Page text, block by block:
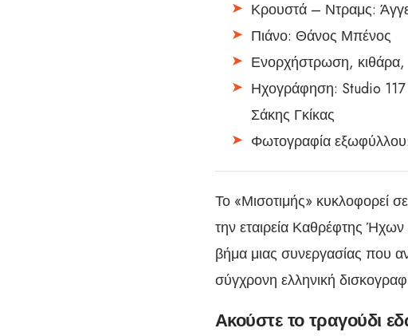
Κρουστά – Ντραμς:
Πιάνο: Θάνος Μπένος
Ενορχήστρωση,
Ηχογράφηση: Studio
Σάκης Γκίκας
Φωτογραφία
Το «Μισοτιμής» κυκλοφορεί
την εταιρεία Καθρέφτης
βήμα μιας συνεργασίας που
σύγχρονη ελληνική
Ακούστε το τραγούδι